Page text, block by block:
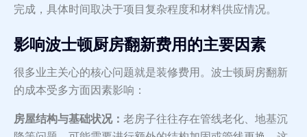
完成，具体时间取决于项目复杂程度和材料供应情况。
影响波士顿厨房翻新费用的主要因素
很多业主关心的核心问题就是装修费用。波士顿厨房翻新
的成本受多方面因素影响：
房屋结构与基础状况： 老房子往往存在管线老化、地基沉